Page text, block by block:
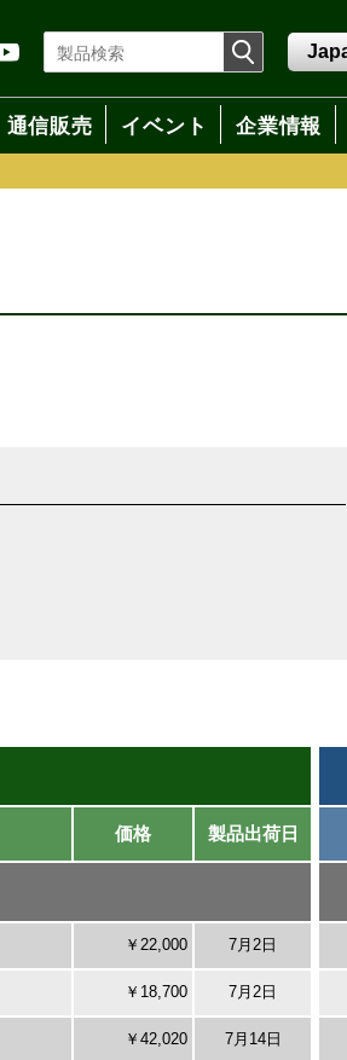
通信販売 イベント 企業情報
価格 製品出荷日
￥22,000 7月2日
￥18,700 7月2日
￥42,020 7月14日